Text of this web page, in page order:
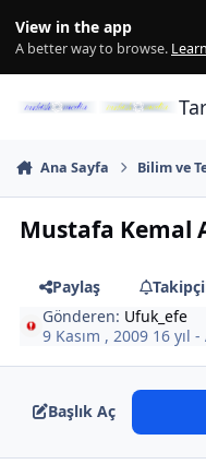
View in the app
A better way to browse.
Ana Sayfa Bilim ve
Mustafa Kemal
Paylaş
Gönderen: Ufuk_efe
9 Kasım , 2009 16 yıl -
Başlık Aç